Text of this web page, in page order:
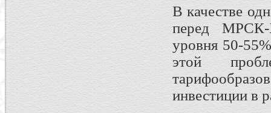
В качестве
перед МРСК-
уровня 50-
этой
инвестиции в